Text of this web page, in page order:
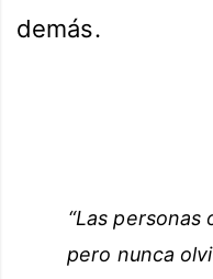
demás.
“Las personas
pero nunca